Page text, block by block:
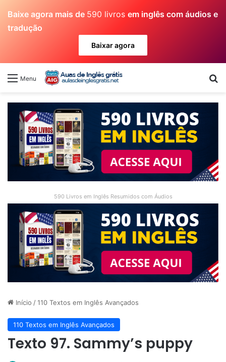
Baixe agora mais de 590 livros em inglês com áudios e
tradução
Baixar agora
Menu
590 Livros em Inglês Resumidos com Áudios
Início /110 Textos em Inglês Avançados
110 Textos em Inglês Avançados
Texto 97. Sammy’s puppy